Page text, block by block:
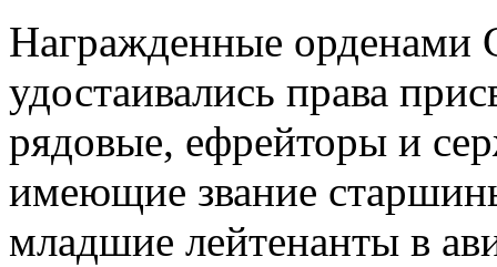
Награжденные орденами
удостаивались права
рядовые, ефрейторы и
имеющие звание
младшие лейтенанты в